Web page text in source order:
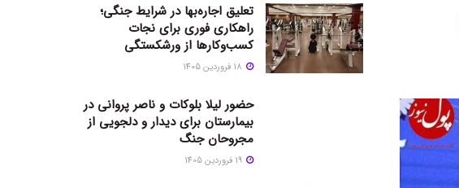
تعلیق اجاره‌بها در شرایط جنگی؛
راهکاری فوری برای نجات
کسب‌وکارها از ورشکستگی
حضور لیلا بلوکات و ناصر پروانی در
بیمارستان برای دیدار و دلجویی از
مجروحان جنگ